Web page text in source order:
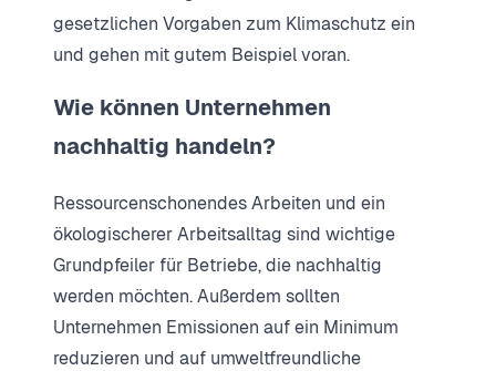
gesetzlichen Vorgaben zum Klimaschutz ein
und gehen mit gutem Beispiel voran.
Wie können Unternehmen
nachhaltig handeln?
Ressourcenschonendes Arbeiten und ein
ökologischerer Arbeitsalltag sind wichtige
Grundpfeiler für Betriebe, die nachhaltig
werden möchten. Außerdem sollten
Unternehmen Emissionen auf ein Minimum
reduzieren und auf umweltfreundliche